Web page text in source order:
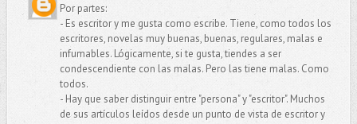
Por partes:
- Es escritor y me gusta como escribe. Tiene, como todos los
escritores, novelas muy buenas, buenas, regulares, malas e
infumables. Lógicamente, si te gusta, tiendes a ser
condescendiente con las malas. Pero las tiene malas. Como
todos.
- Hay que saber distinguir entre "persona" y "escritor". Muchos
de sus artículos leídos desde un punto de vista de escritor y